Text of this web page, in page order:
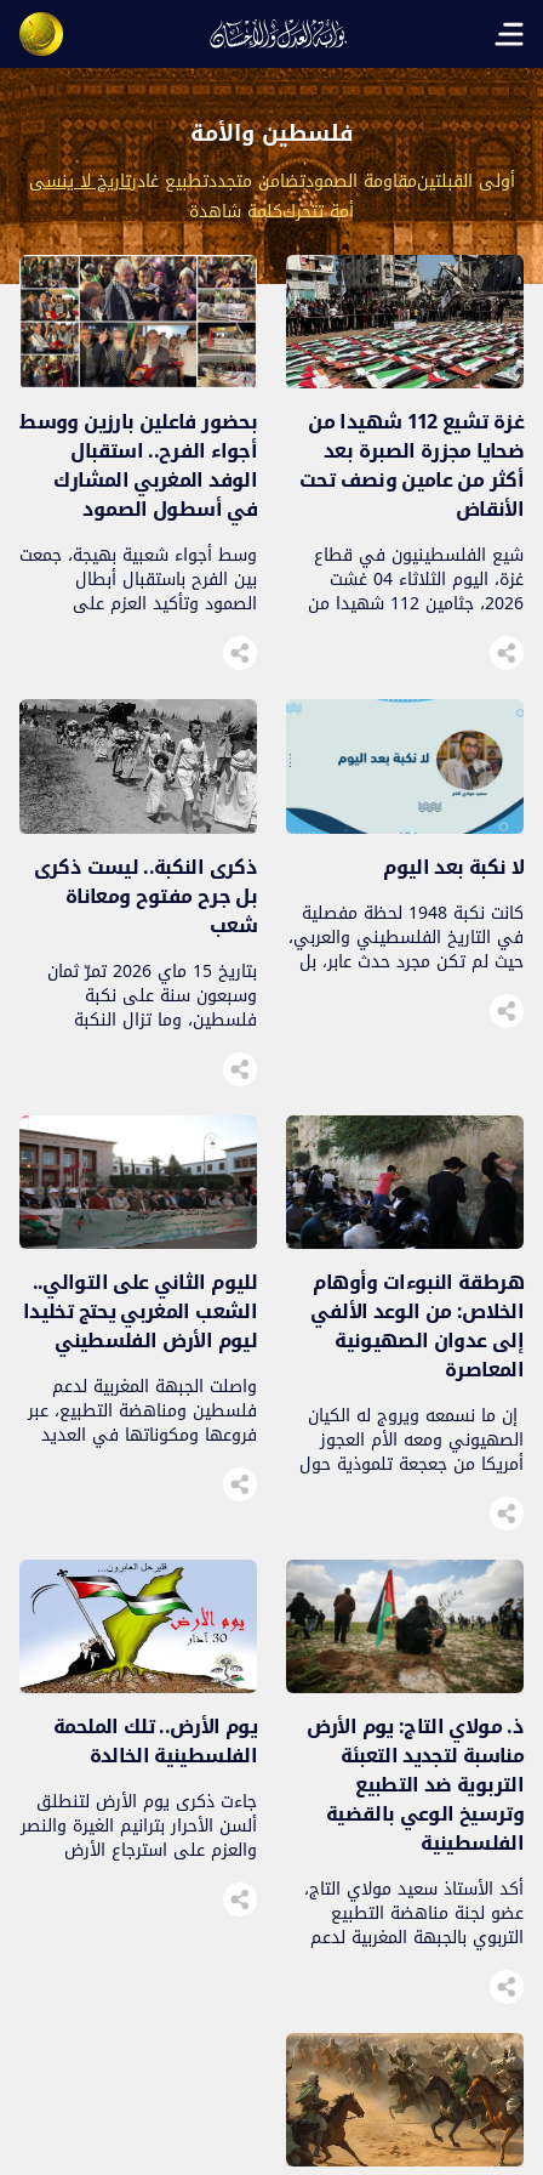
Open main menu
فلسطين والأمة
أولى القبلتينمقاومة الصمودتضامن متجددتطبيع غادرتاريخ لا ينسى
أمة تتحرككلمة شاهدة
غزة تشيع 112 شهيدا من
ضحايا مجزرة الصبرة بعد
أكثر من عامين ونصف تحت
الأنقاض
شيع الفلسطينيون في قطاع
غزة، اليوم الثلاثاء 04 غشت
2026، جثامين 112 شهيدا من
في جنازة جماعية وُصفت بأنها
القطاع منذ اندلاع الحرب. مجزرة
الصبرة.. وداع مؤجل لضحايا بقوا
تحت الركام وتعود الجثامين إلى
ضحايا مجزرة حي الصبرة بمدينة
غزة، التي ارتكبها جيش الاحتلال
الصهيوني في […]
بحضور فاعلين بارزين ووسط
أجواء الفرح.. استقبال
الوفد المغربي المشارك
في أسطول الصمود
وسط أجواء شعبية بهيجة، جمعت
بين الفرح باستقبال أبطال
الصمود وتأكيد العزم على
شعبية كبيرة وبحضور فاعلين
للقضية الفلسطينية، ممثلي
الشعب المغربي الشجعان في
الأسطول العالمي لكسر الحصار
عن غزة، الذين حلوا هذه الليلة
في مطار الدار البيضاء. فعاليات
الاستقبال التي نظمتها الجبهة
ومناهضة التطبيع […] لا نكبة بعد اليوم
كانت نكبة 1948 لحظة مفصلية
في التاريخ الفلسطيني والعربي،
حيث لم تكن مجرد حدث عابر، بل
والاقتلاع وفقدان الأرض
فصوله عبر الحروب والانتفاضات،
وتتشكل ملامحه وفق موازين
القوى الإقليمية والدولية. 1/
السياق التاريخي للنكبة جاءت
النكبة نتيجة […]
ذكرى النكبة.. ليست ذكرى
بل جرح مفتوح ومعاناة
شعب
بتاريخ 15 ماي 2026 تمرّ ثمان
وسبعون سنة على نكبة
فلسطين، وما تزال النكبة
ووحشية. لم تعد النكبة حدثاً
والأحرار فقط، بل صارت عنواناً
دائمًا لمأساة شعب فلسطين،
يعاقب لأنه تمسّك بحقه، ولجريمة
استعمارية تتجدد كل يوم تحت
سمع العالم وبصره بمختلف
هيآته ومؤسساته. ثمانية
هرطقة النبوءات وأوهام
الخلاص: من الوعد الألفي
إلى عدوان الصهيونية
المعاصرة
إن ما نسمعه ويروج له الكيان
الصهيوني ومعه الأم العجوز
أمريكا من جعجعة تلموذية حول
وخلاص اليهود في آخر الزمان،
الأصولي في الحركة الصهيونية
على يد الحاخامات الرواد في
الحركة منذ القرن التاسع عشر
الميلادي. لقد لعب هذا التيار
دورا رياديا في الدعاية للمشروع
الصهيوني العالمي، […]
لليوم الثاني على التوالي..
الشعب المغربي يحتج تخليدا
ليوم الأرض الفلسطيني
واصلت الجبهة المغربية لدعم
فلسطين ومناهضة التطبيع، عبر
فروعها ومكوناتها في العديد
من المدن، تنظيم أشكال رمزية
تخليدا للذكرى الخمسين ليوم
2026، وقفات احتجاجية تعبيرا عن
تضامن الشعب المغربي مع
الشعب الفلسطيني المحتل،
وتأكيدا على الحق الفلسطيني
الخالد. وهكذا، نظمت السكرتارية
الوطنية وقفة أمام البرلمان
بالعاصمة […]
ذ. مولاي التاج: يوم الأرض
مناسبة لتجديد التعبئة
التربوية ضد التطبيع
وترسيخ الوعي بالقضية
الفلسطينية
أكد الأستاذ سعيد مولاي التاج،
عضو لجنة مناهضة التطبيع
التربوي بالجبهة المغربية لدعم
تخليد يوم الأرض الفلسطيني
لتعبئة الأسرة التعليمية وتعزيز
حضور القضية الفلسطينية داخل
الفضاءات التربوية، باعتبارها
قضية تحرر وطني وإنساني
تتطلب مواصلة التعريف بتاريخها
ونضالات شعبها في مواجهة
يوم الأرض.. تلك الملحمة
الفلسطينية الخالدة
جاءت ذكرى يوم الأرض لتنطلق
ألسن الأحرار بترانيم الغيرة والنصر
والعزم على استرجاع الأرض
وينفضح زور وبهتان الساسة